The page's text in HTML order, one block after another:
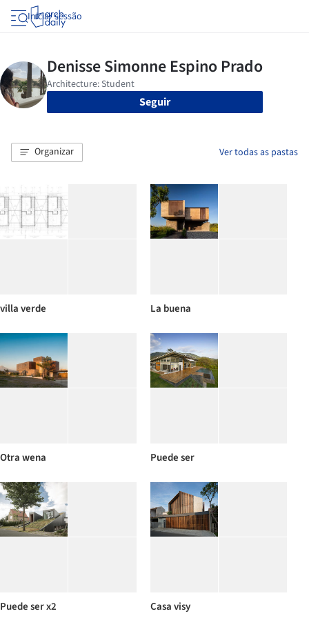
Iniciar sessão
Seguir
Organizar Ver todas as pastas
villa verde La buena
Otra wena Puede ser
Puede ser x2 Casa visy